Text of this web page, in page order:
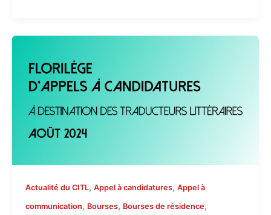
Actualité du CITL, Appel à candidatures, Appel à
communication, Bourses, Bourses de résidence,